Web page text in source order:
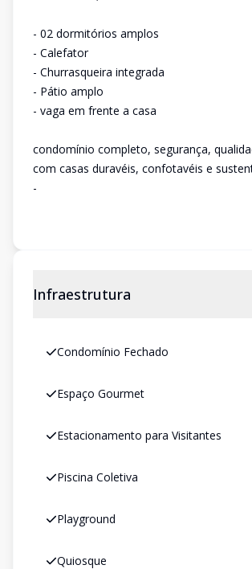
- 02 dormitórios amplos
- Calefator
- Churrasqueira integrada
- Pátio amplo
- vaga em frente a casa
condomínio completo, segurança,
com casas duravéis, confotavéis e
-
Infraestrutura
Condomínio Fechado
Espaço Gourmet
Estacionamento para Visitantes
Piscina Coletiva
Playground
Quiosque